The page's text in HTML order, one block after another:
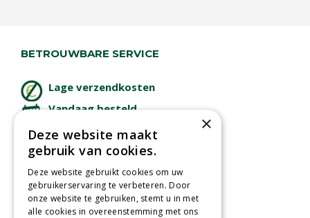
BETROUWBARE SERVICE
Lage verzendkosten
Vandaag besteld
Afhalen in tuincentrum
Betaal veilig
met iDeal - Wero
×
Deze website maakt
gebruik van cookies.
Deze website gebruikt cookies om uw
gebruikerservaring te verbeteren. Door
onze website te gebruiken, stemt u in met
alle cookies in overeenstemming met ons